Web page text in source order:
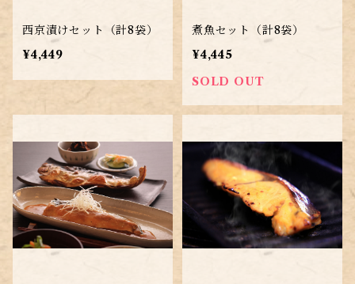
西京漬けセット（計8袋）
¥4,449
煮魚セット（計8袋）
¥4,445
SOLD OUT